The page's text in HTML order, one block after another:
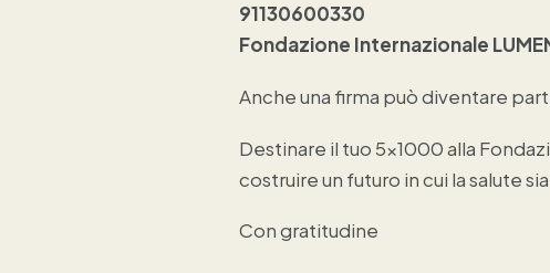
91130600330
Fondazione Internazionale
Anche una firma può diventare
Destinare il tuo 5x1000 alla
costruire un futuro in cui la salute
Con gratitudine